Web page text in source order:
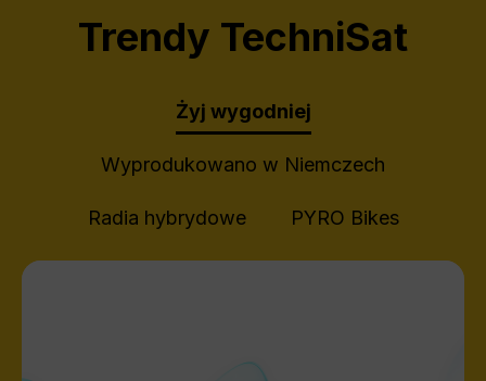
Trendy TechniSat
Żyj wygodniej
Wyprodukowano w Niemczech
Radia hybrydowe PYRO Bikes